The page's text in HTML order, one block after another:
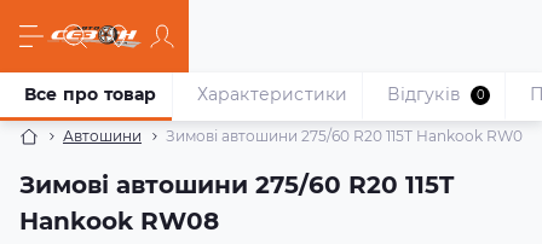
Автошини Зимові автошини 275/60 R20 115T Hankook RW08
Зимові автошини 275/60 R20 115T
Hankook RW08
Все про товар Характеристики Відгуків 0